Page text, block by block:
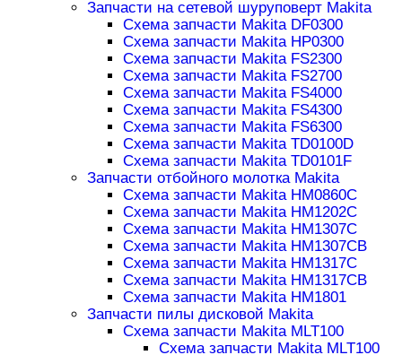
Запчасти на сетевой шуруповерт Makita
Схема запчасти Makita DF0300
Схема запчасти Makita HP0300
Схема запчасти Makita FS2300
Схема запчасти Makita FS2700
Схема запчасти Makita FS4000
Схема запчасти Makita FS4300
Схема запчасти Makita FS6300
Схема запчасти Makita TD0100D
Схема запчасти Makita TD0101F
Запчасти отбойного молотка Makita
Схема запчасти Makita HM0860C
Схема запчасти Makita HM1202C
Схема запчасти Makita HM1307C
Схема запчасти Makita HM1307CB
Схема запчасти Makita HM1317C
Схема запчасти Makita HM1317CB
Схема запчасти Makita HM1801
Запчасти пилы дисковой Makita
Схема запчасти Makita MLT100
Схема запчасти Makita MLT100